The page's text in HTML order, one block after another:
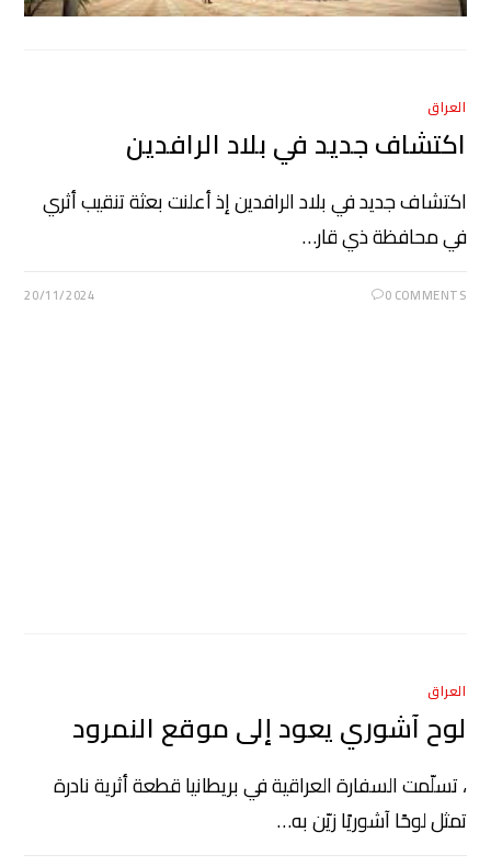
العراق
اكتشاف جديد في بلاد الرافدين
اكتشاف جديد في بلاد الرافدين إذ أعلنت بعثة تنقيب أثري
في محافظة ذي قار…
0 COMMENTS
20/11/2024
العراق
لوح آشوري يعود إلى موقع النمرود
، تسلّمت السفارة العراقية في بريطانيا قطعة أثرية نادرة
تمثل لوحًا آشوريًا زيّن به…